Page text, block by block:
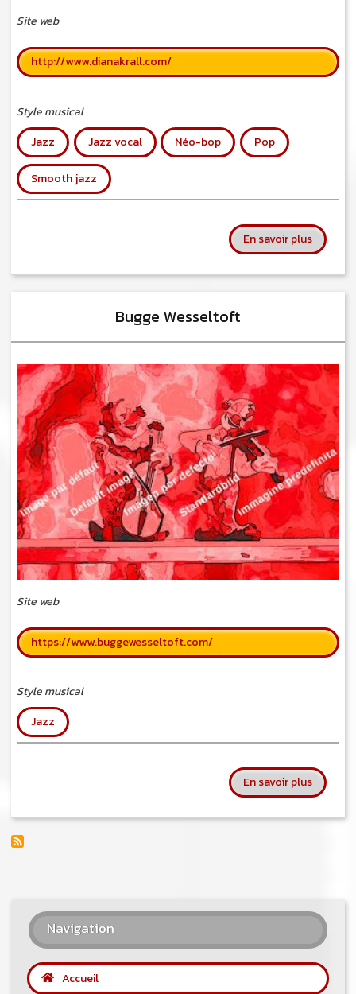
Site web
http://www.dianakrall.com/
Style musical
Jazz
Jazz vocal Néo-bop Pop
Smooth jazz
En savoir plussur
Bugge Wesseltoft
Site web
https://www.buggewesseltoft.com/
Style musical
Jazz
En savoir plussur
Navigation
Accueil